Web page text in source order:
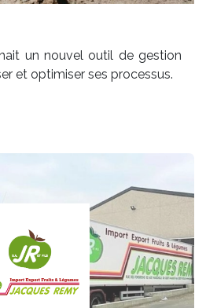
un nouvel outil de gestion
et optimiser ses processus.